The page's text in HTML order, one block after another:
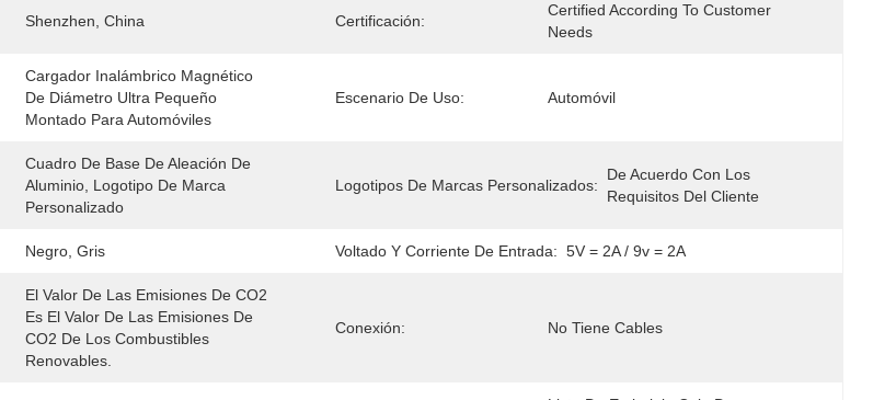
Shenzhen, China Certificación:
Certified According To Customer
Needs
Cargador Inalámbrico Magnético
De Diámetro Ultra Pequeño
Montado Para Automóviles
Escenario De Uso: Automóvil
Cuadro De Base De Aleación De
Aluminio, Logotipo De Marca
Personalizado
Logotipos De Marcas Personalizados:
De Acuerdo Con Los
Requisitos Del Cliente
Negro, Gris Voltado Y Corriente De Entrada: 5V = 2A / 9v = 2A
El Valor De Las Emisiones De CO2
Es El Valor De Las Emisiones De
CO2 De Los Combustibles
Renovables.
Conexión: No Tiene Cables